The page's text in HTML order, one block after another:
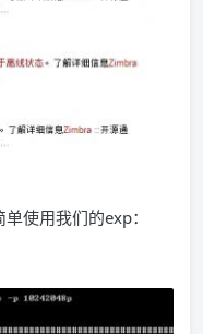
使用我们的exp：